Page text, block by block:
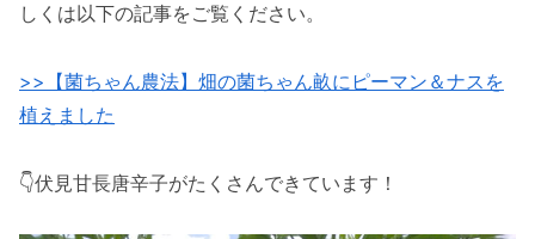
しくは以下の記事をご覧ください。
>>【菌ちゃん農法】畑の菌ちゃん畝にピーマン＆ナスを
植えました
👇伏見甘長唐辛子がたくさんできています！